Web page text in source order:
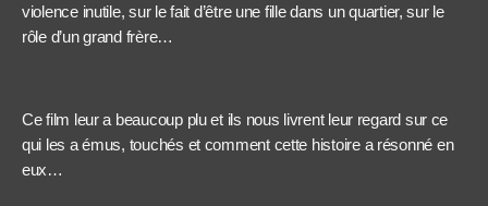
violence inutile, sur le fait d’être une fille dans un quartier, sur le
rôle d’un grand frère…
Ce film leur a beaucoup plu et ils nous livrent leur regard sur ce
qui les a émus, touchés et comment cette histoire a résonné en
eux…